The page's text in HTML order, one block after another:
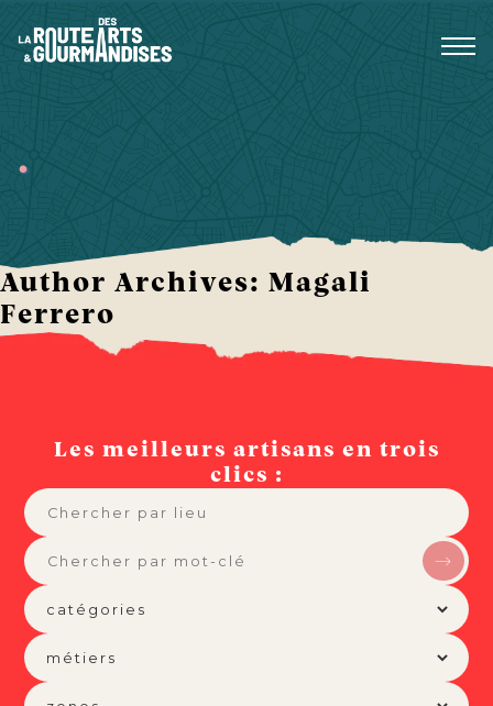
au
contenu
.
Author Archives: Magali
Ferrero
Les meilleurs artisans en trois
clics :